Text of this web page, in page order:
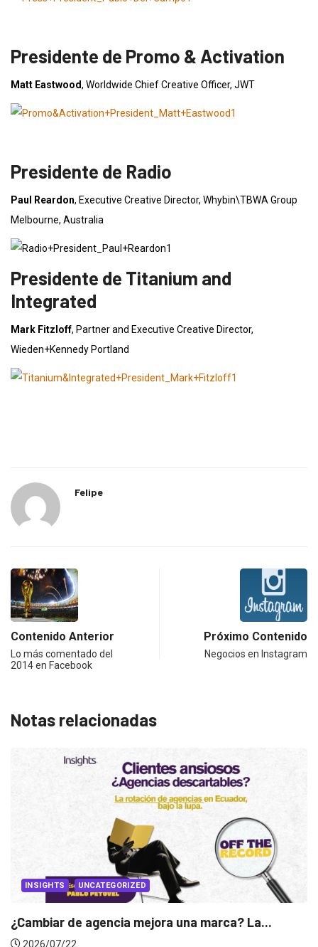
Presidente de Promo & Activation
Matt Eastwood, Worldwide Chief Creative Officer, JWT
Presidente de Radio
Paul Reardon, Executive Creative Director, Whybin\TBWA Group
Melbourne, Australia
Presidente de Titanium and
Integrated
Mark Fitzloff, Partner and Executive Creative Director,
Wieden+Kennedy Portland
Felipe
Contenido Anterior
Lo más comentado del
2014 en Facebook
Próximo Contenido
Negocios en Instagram
Notas relacionadas
INSIGHTS